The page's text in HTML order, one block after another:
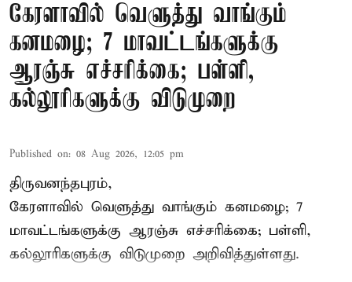
கேரளாவில் வெளுத்து வாங்கும்
கனமழை; 7 மாவட்டங்களுக்கு
ஆரஞ்சு எச்சரிக்கை; பள்ளி,
கல்லூரிகளுக்கு விடுமுறை
Published on: 08 Aug 2026, 12:05 pm
திருவனந்தபுரம்,
கேரளாவில் வெளுத்து வாங்கும் கனமழை; 7
மாவட்டங்களுக்கு ஆரஞ்சு எச்சரிக்கை; பள்ளி,
கல்லூரிகளுக்கு விடுமுறை அறிவித்துள்ளது.